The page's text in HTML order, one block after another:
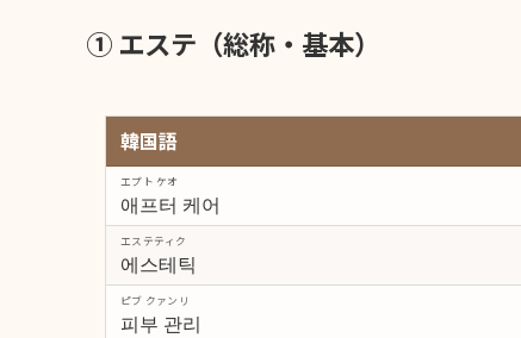
① エステ（総称・基本）
韓国語
애프터 케어
エプト ケオ
에스테틱
エステティク
피부 관리
ピブ クァンリ